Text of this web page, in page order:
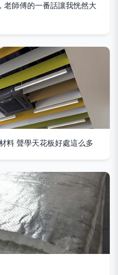
老師傅的一番話讓我恍然大
料 聲學天花板好處這么多